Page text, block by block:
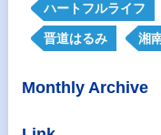
ハートフルライフ
晋道はるみ 湘
Monthly Archive